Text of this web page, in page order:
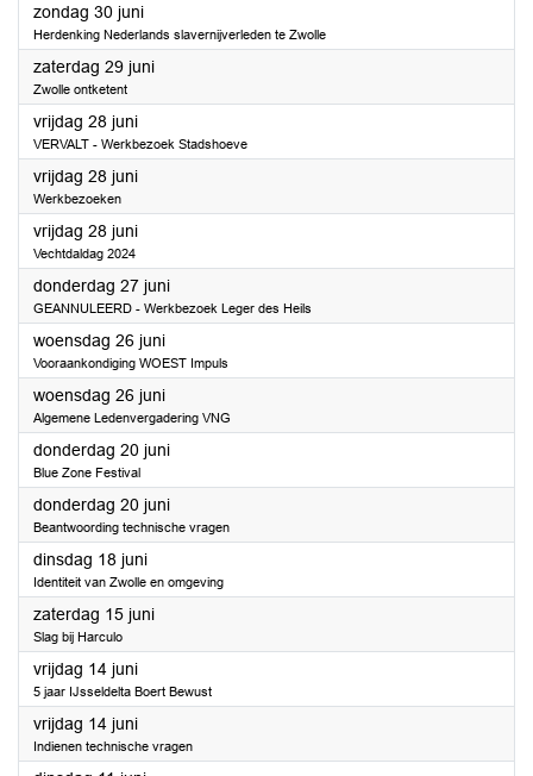
zondag 30 juni2024
Herdenking Nederlands slavernijverleden te Zwolle
zaterdag 29 juni2024
Zwolle ontketent
vrijdag 28 juni2024
VERVALT - Werkbezoek Stadshoeve
vrijdag 28 juni2024
Werkbezoeken
vrijdag 28 juni2024
Vechtdaldag 2024
donderdag 27 juni2024
GEANNULEERD - Werkbezoek Leger des Heils
woensdag 26 juni2024
Vooraankondiging WOEST Impuls
woensdag 26 juni2024
Algemene Ledenvergadering VNG
donderdag 20 juni2024
Blue Zone Festival
donderdag 20 juni2024
Beantwoording technische vragen
dinsdag 18 juni2024
Identiteit van Zwolle en omgeving
zaterdag 15 juni2024
Slag bij Harculo
vrijdag 14 juni2024
5 jaar IJsseldelta Boert Bewust
vrijdag 14 juni2024
Indienen technische vragen